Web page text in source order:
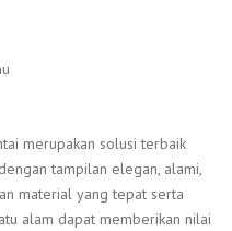
merupakan solusi terbaik
tampilan elegan, alami,
material yang tepat serta
alam dapat memberikan nilai